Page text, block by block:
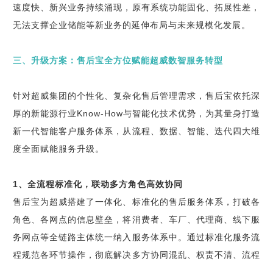
速度快、新兴业务持续涌现，原有系统功能固化、拓展性差，
无法支撑企业储能等新业务的延伸布局与未来规模化发展。
三、升级方案：售后宝全方位赋能超威数智服务转型
针对超威集团的个性化、复杂化售后管理需求，售后宝依托深
厚的新能源行业Know-How与智能化技术优势，为其量身打造
新一代智能客户服务体系，从流程、数据、智能、迭代四大维
度全面赋能服务升级。
1、全流程标准化，联动多方角色高效协同
售后宝为超威搭建了一体化、标准化的售后服务体系，打破各
角色、各网点的信息壁垒，将消费者、车厂、代理商、线下服
务网点等全链路主体统一纳入服务体系中。通过标准化服务流
程规范各环节操作，彻底解决多方协同混乱、权责不清、流程